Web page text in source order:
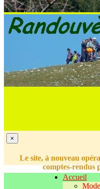
×
Le site, à nouveau
comptes-rendus
Accueil